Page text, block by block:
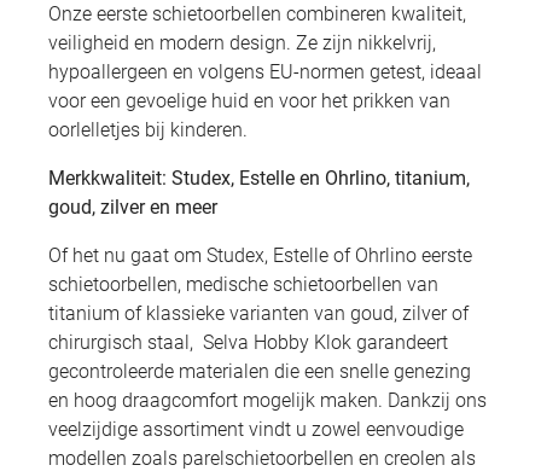
Onze eerste schietoorbellen combineren kwaliteit,
veiligheid en modern design. Ze zijn nikkelvrij,
hypoallergeen en volgens EU-normen getest, ideaal
voor een gevoelige huid en voor het prikken van
oorlelletjes bij kinderen.
Merkkwaliteit: Studex, Estelle en Ohrlino, titanium,
goud, zilver en meer
Of het nu gaat om Studex, Estelle of Ohrlino eerste
schietoorbellen, medische schietoorbellen van
titanium of klassieke varianten van goud, zilver of
chirurgisch staal, Selva Hobby Klok garandeert
gecontroleerde materialen die een snelle genezing
en hoog draagcomfort mogelijk maken. Dankzij ons
veelzijdige assortiment vindt u zowel eenvoudige
modellen zoals parelschietoorbellen en creolen als